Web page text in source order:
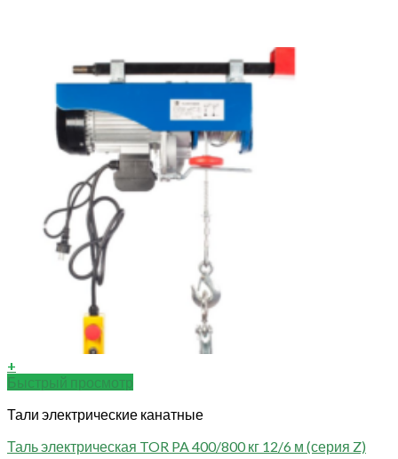
+
Быстрый просмотр
Тали электрические канатные
Таль электрическая TOR PA 400/800 кг 12/6 м (серия Z)